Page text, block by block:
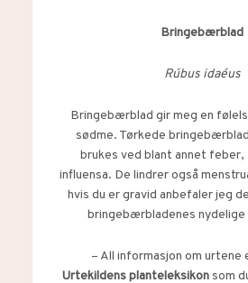
Bringebærblad
Rúbus idaéus
Bringebærblad gir meg en
sødme. Tørkede
brukes ved blant annet
influensa. De lindrer også
hvis du er gravid anbefaler jeg
bringebærbladenes nydelige
– All informasjon om urtene
Urtekildens planteleksikon som